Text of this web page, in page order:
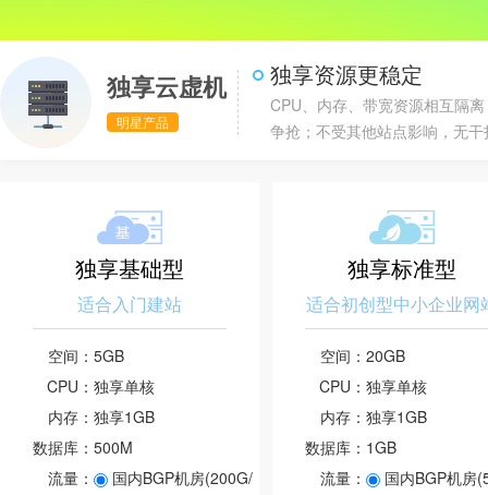
独享云虚机
明星产品
独享资源更稳定
CPU、内存、带宽资源相互隔
争抢；不受其他站点影响，无干
独享基础型
适合入门建站
空间： 5GB
CPU： 独享单核
内存： 独享1GB
数据库： 500M
流量：
国内BGP机房(200G/
独享标准型
适合初创型中小企业网
空间： 20GB
CPU： 独享单核
内存： 独享1GB
数据库： 1GB
流量：
国内BGP机房